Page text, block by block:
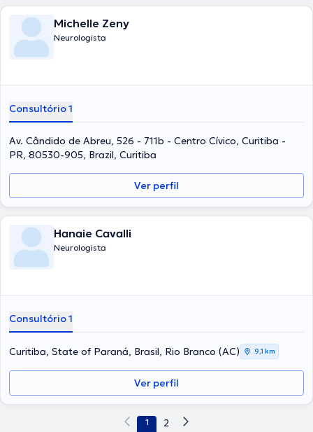
Michelle Zeny
Neurologista
Consultório 1
Av. Cândido de Abreu, 526 - 711b - Centro Cívico, Curitiba -
PR, 80530-905, Brazil, Curitiba
Ver perfil
Hanaie Cavalli
Neurologista
Consultório 1
Curitiba, State of Paraná, Brasil, Rio Branco (AC) 9,1 km
Ver perfil
1 2